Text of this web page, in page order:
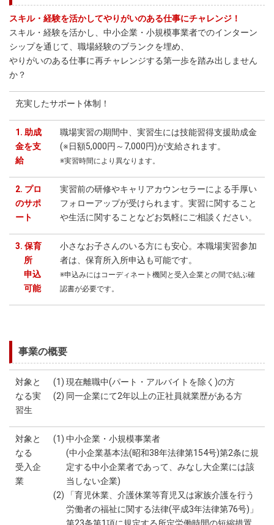
スキル・経験を活かしてやりがいのある仕事にチャレンジ！
スキル・経験を活かし、中小企業・小規模事業者でのインターン
シップを通じて、職場経験のブランクを埋め、
やりがいのある仕事に再チャレンジする第一歩を踏み出しません
か？
充実したサポート体制！
1. 助成
金を支
給
職場実習の期間中、実習生には技能習得支援助成金
(※日額5,000円～7,000円)が支給されます。
※実習時間により異なります。
2. プロ
のサポ
ート
実習前の研修やキャリアカウンセラーによる手厚い
フォローアップが受けられます。実習に関すること
や生活に関することなどお気軽にご相談ください。
3. 保育
所
申込
可能
小さなお子さんのいる方にも安心。本職場実習参加
者は、保育所入所申込も可能です。
※申込みにはコーディネート機関と受入企業との間で結ぶ確
認書が必要です。
事業の概要
対象と
なる実
習生
(1) 現在離職中(パート・アルバイトを除く)の方
(2) 同一企業にて2年以上の正社員就業歴がある方
対象と
なる
受入企
業
(1) 中小企業・小規模事業者
(中小企業基本法(昭和38年法律第154号)第2条に規
定する中小企業者であって、みなし大企業には該
当しない企業)
(2) 「育児休業、介護休業等育児又は家族介護を行う
労働者の福祉に関する法律(平成3年法律第76号)」